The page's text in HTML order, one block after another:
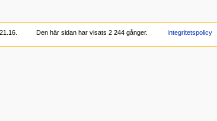
Den här sidan har visats 2 244 gånger. Integritetspolicy